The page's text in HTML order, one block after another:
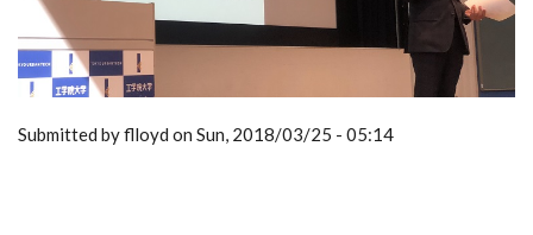
Submitted by flloyd on Sun, 2018/03/25 - 05:14